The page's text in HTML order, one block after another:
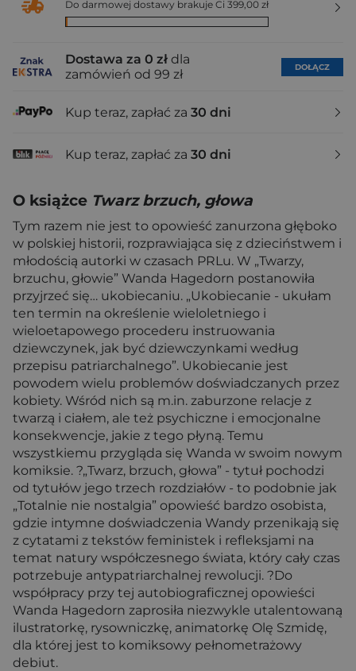
Do darmowej dostawy brakuje Ci 399,00 zł
Dostawa za 0 zł dla
zamówień od 99 zł
DOŁĄCZ
Kup teraz, zapłać za 30 dni
Kup teraz, zapłać za 30 dni
O książce Twarz brzuch, głowa
Tym razem nie jest to opowieść zanurzona głęboko
w polskiej historii, rozprawiająca się z dzieciństwem i
młodością autorki w czasach PRLu. W „Twarzy,
brzuchu, głowie” Wanda Hagedorn postanowiła
przyjrzeć się… ukobiecaniu. „Ukobiecanie - ukułam
ten termin na określenie wieloletniego i
wieloetapowego procederu instruowania
dziewczynek, jak być dziewczynkami według
przepisu patriarchalnego”. Ukobiecanie jest
powodem wielu problemów doświadczanych przez
kobiety. Wśród nich są m.in. zaburzone relacje z
twarzą i ciałem, ale też psychiczne i emocjonalne
konsekwencje, jakie z tego płyną. Temu
wszystkiemu przygląda się Wanda w swoim nowym
komiksie. ?„Twarz, brzuch, głowa” - tytuł pochodzi
od tytułów jego trzech rozdziałów - to podobnie jak
„Totalnie nie nostalgia” opowieść bardzo osobista,
gdzie intymne doświadczenia Wandy przenikają się
z cytatami z tekstów feministek i refleksjami na
temat natury współczesnego świata, który cały czas
potrzebuje antypatriarchalnej rewolucji. ?Do
współpracy przy tej autobiograficznej opowieści
Wanda Hagedorn zaprosiła niezwykle utalentowaną
ilustratorkę, rysowniczkę, animatorkę Olę Szmidę,
dla której jest to komiksowy pełnometrażowy
debiut.